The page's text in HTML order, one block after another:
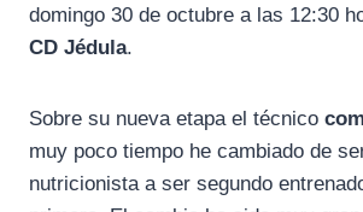
domingo 30 de octubre a las 12:30
CD Jédula.
Sobre su nueva etapa el técnico
muy poco tiempo he cambiado de
nutricionista a ser segundo